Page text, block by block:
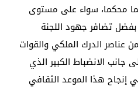
محكما، سواء على مستوى
بفضل تضافر جهود اللجنة
عناصر الدرك الملكي والقوات
جانب الانضباط الكبير الذي
إنجاح هذا الموعد الثقافي